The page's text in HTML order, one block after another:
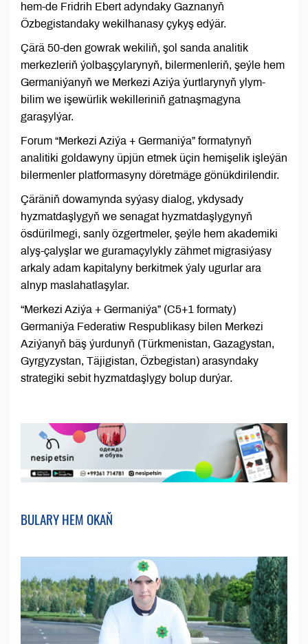
hem-de Fridrih Ebert adyndaky Gaznanyň
Özbegistandaky wekilhanasy çykyş edýär.
Çärä 50-den gowrak wekiliň, şol sanda analitik
merkezleriň ýolbaşçylarynyň, bilermenleriň, şeýle hem
Germaniýanyň we Merkezi Aziýa ýurtlarynyň ylym-
bilim we işewürlik wekilleriniň gatnaşmagyna
garaşylýar.
Forum “Merkezi Aziýa + Germaniýa” formatynyň
analitiki goldawyny üpjün etmek üçin hemişelik işleýän
bilermenler platformasyny döretmäge gönükdirilendir.
Çäräniň dowamynda syýasy dialog, ykdysady
hyzmatdaşlygyň we senagat hyzmatdaşlygynyň
ösdürilmegi, sanly özgertmeler, şeýle hem akademiki
alyş-çalyşlar we guramaçylykly zähmet migrasiýasy
arkaly adam kapitalyny berkitmek ýaly ugurlar ara
alnyp maslahatlaşylar.
“Merkezi Aziýa + Germaniýa” (C5+1 formaty)
Germaniýa Federatiw Respublikasy bilen Merkezi
Aziýanyň bäş ýurdunyň (Türkmenistan, Gazagystan,
Gyrgyzystan, Täjigistan, Özbegistan) arasyndaky
strategiki sebit hyzmatdaşlygy bolup durýar.
BULARY HEM OKAŇ